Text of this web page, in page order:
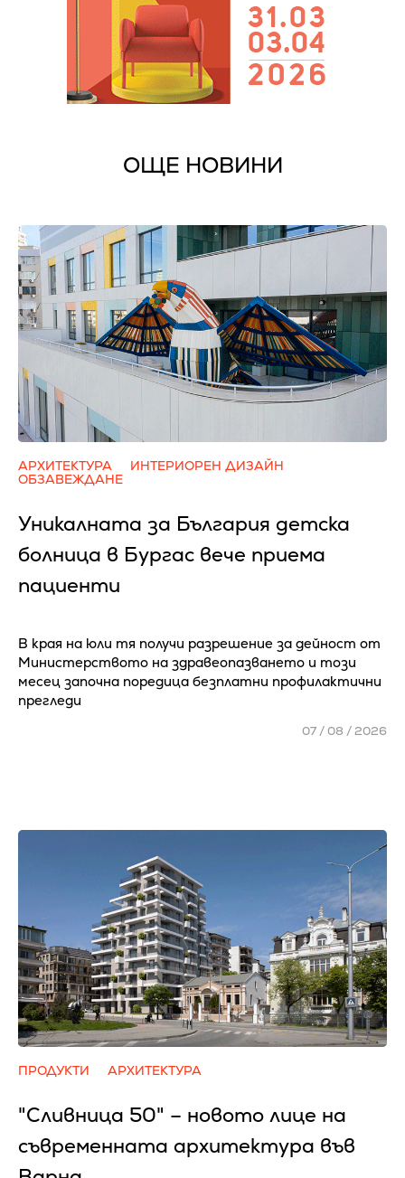
ОЩЕ НОВИНИ
АРХИТЕКТУРА
ИНТЕРИОРЕН ДИЗАЙН
ОБЗАВЕЖДАНЕ
Уникалната за България детска
болница в Бургас вече приема
пациенти
В края на юли тя получи разрешение за дейност от
Министерството на здравеопазването и този
месец започна поредица безплатни профилактични
прегледи
07 / 08 / 2026
ПРОДУКТИ АРХИТЕКТУРА
"Сливница 50" – новото лице на
съвременната архитектура във